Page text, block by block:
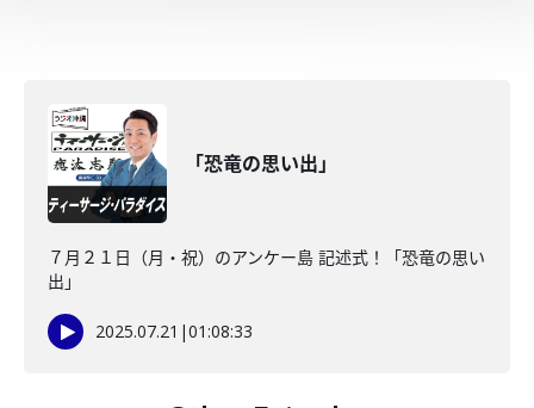
「恐竜の思い出」
７月２１日（月・祝）のアンケー島 記述式！「恐竜の思い
出」
2025.07.21 |01:08:33